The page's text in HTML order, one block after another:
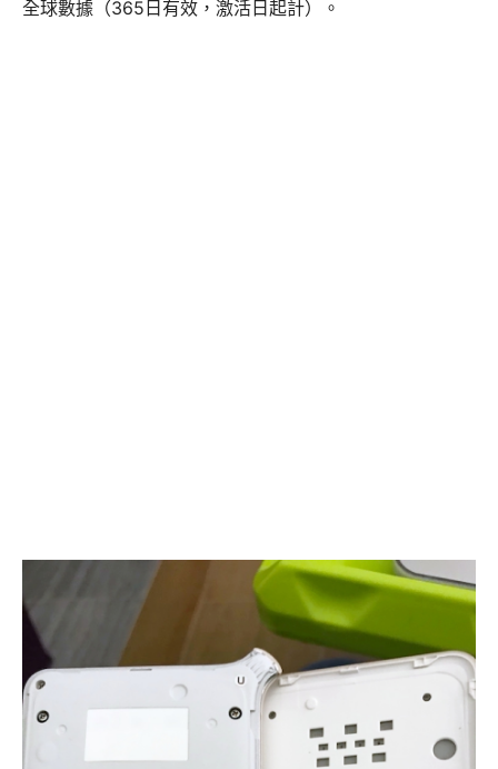
全球數據（365日有效，激活日起計）。